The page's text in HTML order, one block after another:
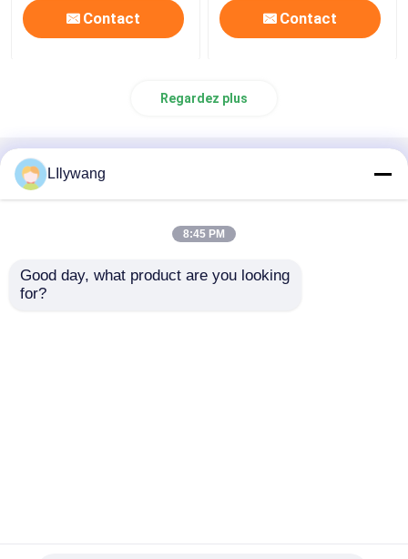
Contact Contact
Regardez plus
Plan du site
Politique de confidentialité
QualitéFlacon en verre borosilicatéUsine De
LIlywang
8:45 PM
Good day, what product are you looking
for?